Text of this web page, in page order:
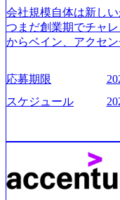
合、後日面接や面談
● 面接、条件面談それ
実施前日までに日程
・面接および条件面
ますと幸いです
GAB試験を受検いた
の3日前まで)。 ※ただ
験3年以上の方は
通過後に、GAB試験
ご案内をさせていた
既存事業では成長戦
サポートするため、
会社規模自体は新し
つまだ創業期でチャ
からベイン、アクセ
が続々ジョインする
事業会社機能へ携わ
生、メディアなど リ
業、通信業界に強み
く予定 インセンティ
ール制を敷く、柔軟
始～ 2026年8月7日(金
ご応募いただいても
応募期限
スケジュール